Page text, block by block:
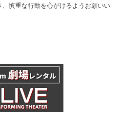
慎重な行動を心がけるようお願いい